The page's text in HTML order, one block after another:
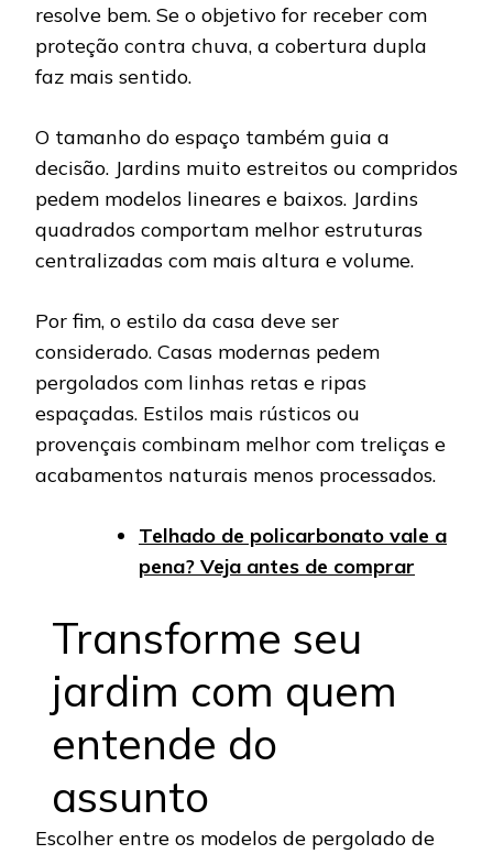
resolve bem. Se o objetivo for receber com
proteção contra chuva, a cobertura dupla
faz mais sentido.
O tamanho do espaço também guia a
decisão. Jardins muito estreitos ou compridos
pedem modelos lineares e baixos. Jardins
quadrados comportam melhor estruturas
centralizadas com mais altura e volume.
Por fim, o estilo da casa deve ser
considerado. Casas modernas pedem
pergolados com linhas retas e ripas
espaçadas. Estilos mais rústicos ou
provençais combinam melhor com treliças e
acabamentos naturais menos processados.
Telhado de policarbonato vale a
pena? Veja antes de comprar
Transforme seu
jardim com quem
entende do
assunto
Escolher entre os modelos de pergolado de